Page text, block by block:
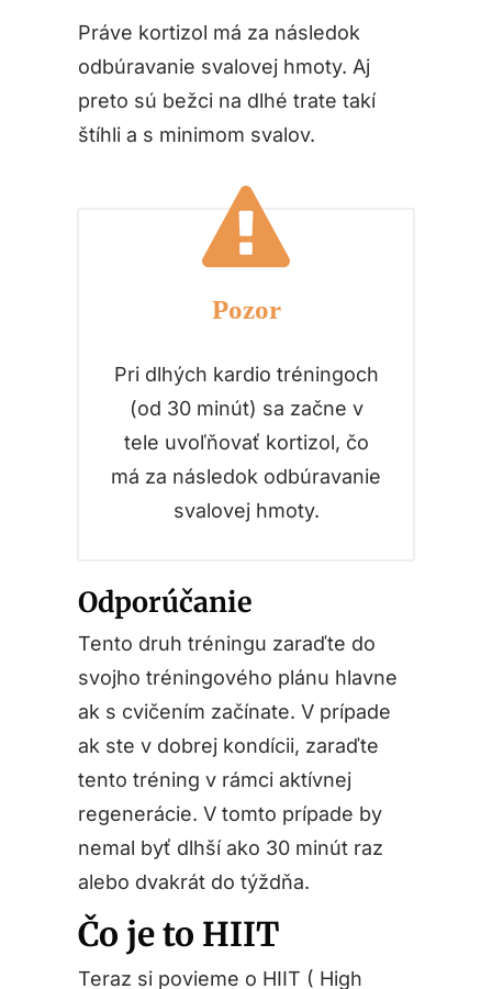
Práve kortizol má za následok
odbúravanie svalovej hmoty. Aj
preto sú bežci na dlhé trate takí
štíhli a s minimom svalov.
Pozor
Pri dlhých kardio tréningoch
(od 30 minút) sa začne v
tele uvoľňovať kortizol, čo
má za následok odbúravanie
svalovej hmoty.
Odporúčanie
Tento druh tréningu zaraďte do
svojho tréningového plánu hlavne
ak s cvičením začínate. V prípade
ak ste v dobrej kondícii, zaraďte
tento tréning v rámci aktívnej
regenerácie. V tomto prípade by
nemal byť dlhší ako 30 minút raz
alebo dvakrát do týždňa.
Čo je to HIIT
Teraz si povieme o HIIT ( High